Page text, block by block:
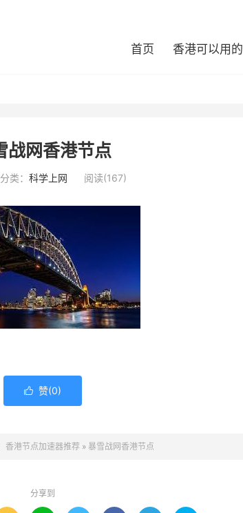
首页 香港可以用
战网香港节点
分类： 科学上网 阅读(167)
 赞(0)
香港节点加速器推荐 » 暴雪战网香港节点
分享到